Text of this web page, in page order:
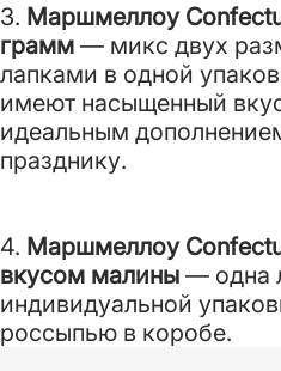
3. Маршмеллоу
грамм — микс двух
лапками в одной
имеют насыщенный
идеальным
празднику.
4. Маршмеллоу
вкусом малины — одна
индивидуальной
россыпью в коробе.